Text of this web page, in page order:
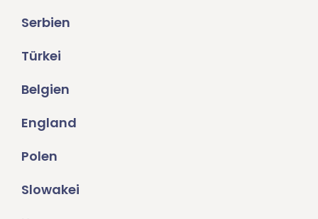
Serbien
Türkei
Belgien
England
Polen
Slowakei